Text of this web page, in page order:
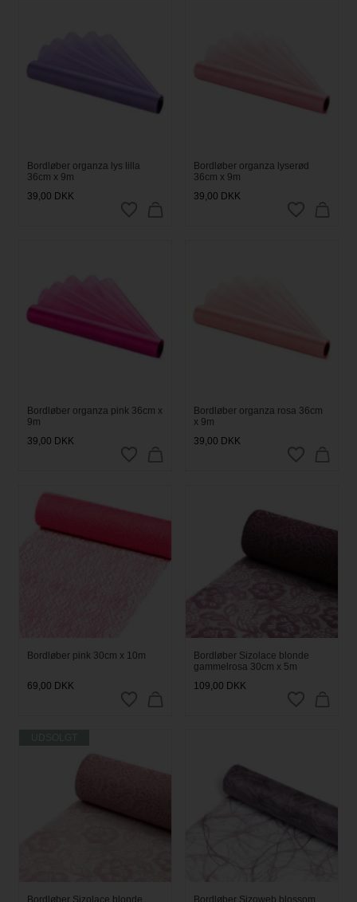
Bordløber organza lys lilla
36cm x 9m
39,00 DKK
Bordløber organza lyserød
36cm x 9m
39,00 DKK
Bordløber organza pink 36cm x
9m
39,00 DKK
Bordløber organza rosa 36cm
x 9m
39,00 DKK
Bordløber pink 30cm x 10m
69,00 DKK
Bordløber Sizolace blonde
gammelrosa 30cm x 5m
109,00 DKK